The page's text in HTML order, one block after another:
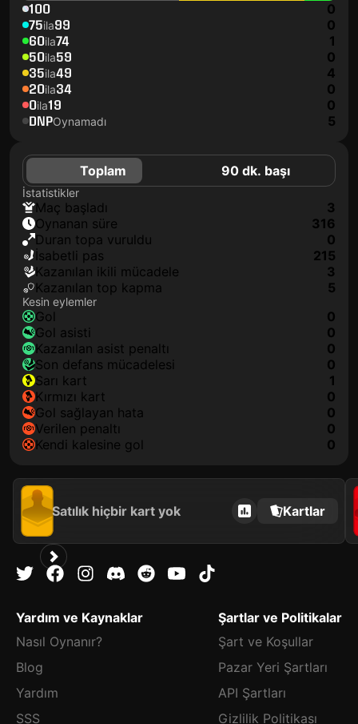
100 0
75ila99 0
60ila74 1
50ila59 0
35ila49 4
20ila34 0
0ila19 0
DNPOynamadı 5
Toplam 90 dk. başı
İstatistikler
maç başladı
3
oynanan süre
316
duran topa vuruldu
0
isabetli pas
215
kazanılan ikili mücadele
3
kazanılan top kapma
5
Kesin eylemler
gol
0
gol asisti
0
kazanılan asist penaltı
0
son defans mücadelesi
0
sarı kart
1
kırmızı kart
0
gol sağlayan hata
0
verilen penaltı
0
kendi kalesine gol
0
Satılık hiçbir kart yok Kartlar
Yardım ve Kaynaklar
Nasıl Oynanır?
Blog
Yardım
SSS
Şartlar ve Politikalar
Şart ve Koşullar
Pazar Yeri Şartları
API Şartları
Gizlilik Politikası